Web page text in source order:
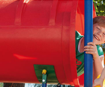
Přihlášení
Sledujte nás